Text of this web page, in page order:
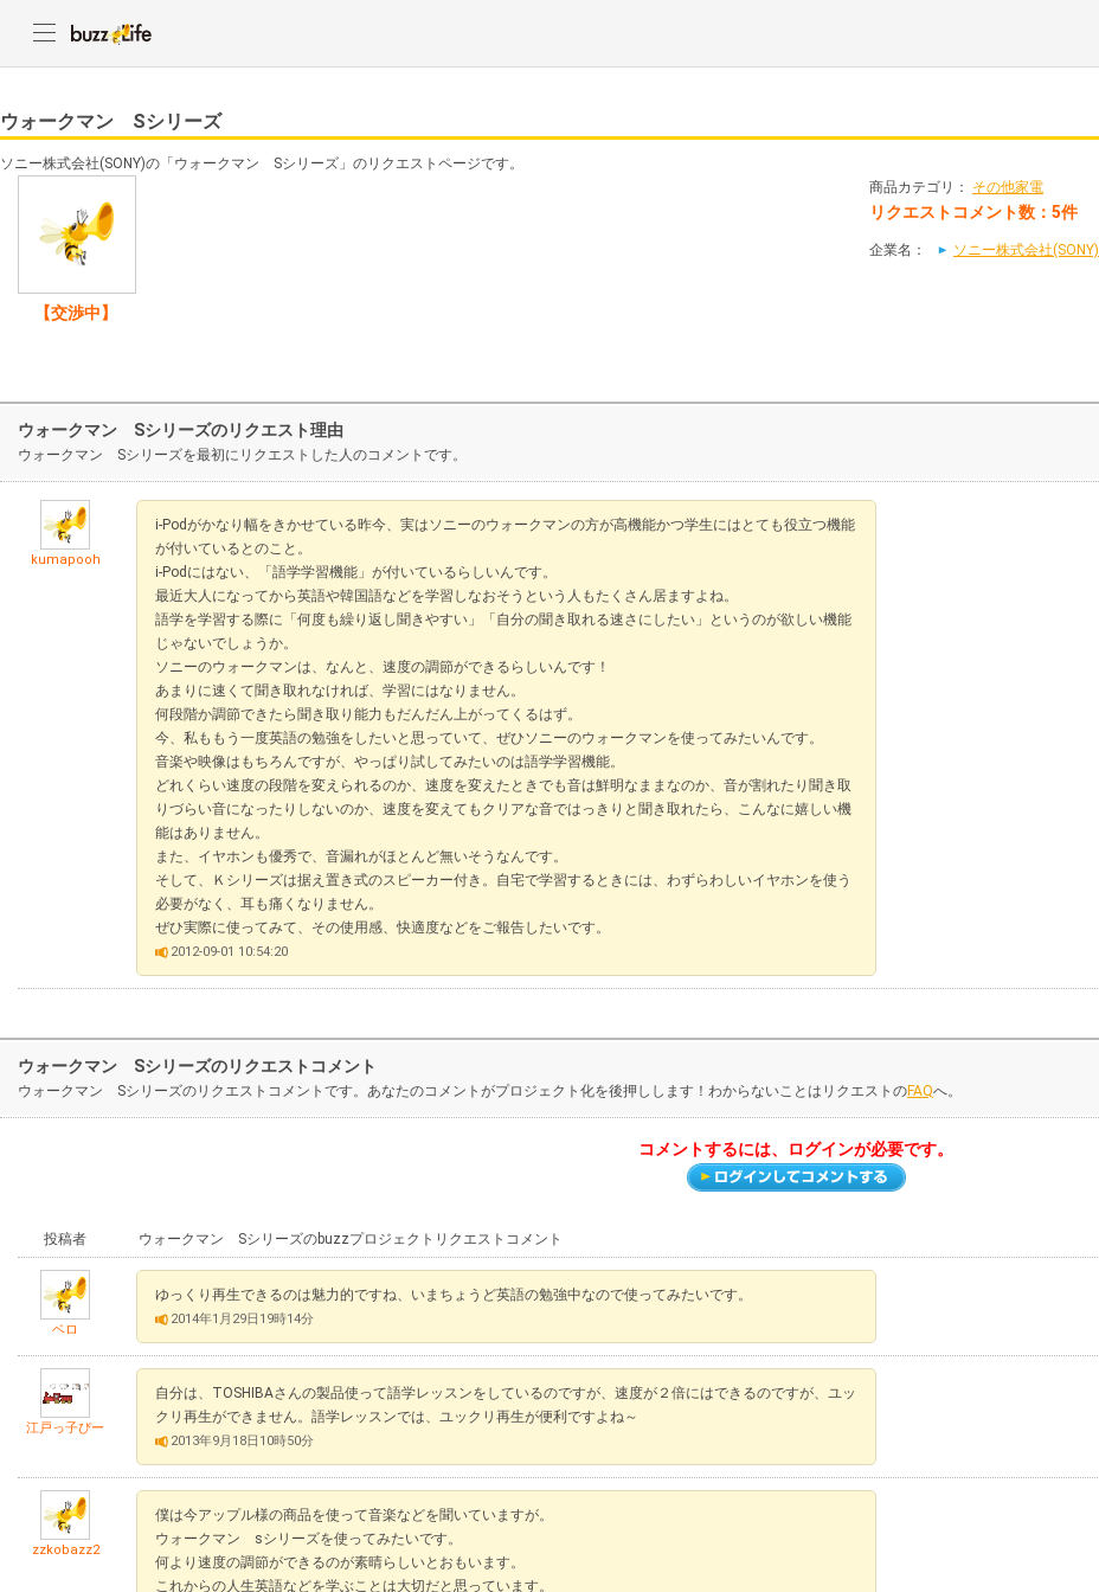
ウォークマン Sシリーズ
ソニー株式会社(SONY)の「ウォークマン Sシリーズ」のリクエストページです。
【交渉中】
商品カテゴリ： その他家電
リクエストコメント数：5件
企業名： ソニー株式会社(SONY)
ウォークマン Sシリーズのリクエスト理由
ウォークマン Sシリーズを最初にリクエストした人のコメントです。
kumapooh
i-Podがかなり幅をきかせている昨今、実はソニーのウォークマンの方が高機能かつ学生にはとても役立つ機能
が付いているとのこと。
i-Podにはない、「語学学習機能」が付いているらしいんです。
最近大人になってから英語や韓国語などを学習しなおそうという人もたくさん居ますよね。
語学を学習する際に「何度も繰り返し聞きやすい」「自分の聞き取れる速さにしたい」というのが欲しい機能
じゃないでしょうか。
ソニーのウォークマンは、なんと、速度の調節ができるらしいんです！
あまりに速くて聞き取れなければ、学習にはなりません。
何段階か調節できたら聞き取り能力もだんだん上がってくるはず。
今、私ももう一度英語の勉強をしたいと思っていて、ぜひソニーのウォークマンを使ってみたいんです。
音楽や映像はもちろんですが、やっぱり試してみたいのは語学学習機能。
どれくらい速度の段階を変えられるのか、速度を変えたときでも音は鮮明なままなのか、音が割れたり聞き取
りづらい音になったりしないのか、速度を変えてもクリアな音ではっきりと聞き取れたら、こんなに嬉しい機
能はありません。
また、イヤホンも優秀で、音漏れがほとんど無いそうなんです。
そして、Ｋシリーズは据え置き式のスピーカー付き。自宅で学習するときには、わずらわしいイヤホンを使う
必要がなく、耳も痛くなりません。
ぜひ実際に使ってみて、その使用感、快適度などをご報告したいです。
2012-09-01 10:54:20
ウォークマン Sシリーズのリクエストコメント
ウォークマン Sシリーズのリクエストコメントです。あなたのコメントがプロジェクト化を後押しします！わからないことはリクエストのFAQへ。
コメントするには、ログインが必要です。
投稿者 ウォークマン Sシリーズのbuzzプロジェクトリクエストコメント
ベロ
ゆっくり再生できるのは魅力的ですね、いまちょうど英語の勉強中なので使ってみたいです。
2014年1月29日19時14分
江戸っ子ぴー
自分は、TOSHIBAさんの製品使って語学レッスンをしているのですが、速度が２倍にはできるのですが、ユッ
クリ再生ができません。語学レッスンでは、ユックリ再生が便利ですよね～
2013年9月18日10時50分
zzkobazz2
僕は今アップル様の商品を使って音楽などを聞いていますが。
ウォークマン sシリーズを使ってみたいです。
何より速度の調節ができるのが素晴らしいとおもいます。
これからの人生英語などを学ぶことは大切だと思っています。